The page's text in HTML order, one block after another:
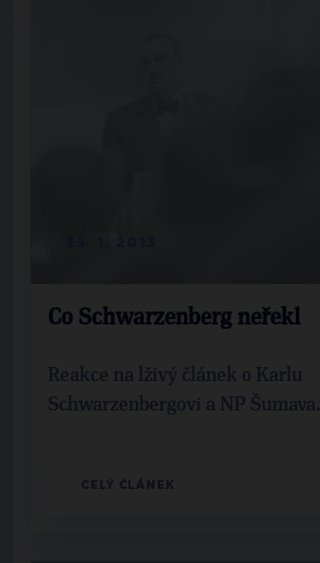
Co Schwarzenberg neřekl
Reakce na lživý článek o Karlu
Schwarzenbergovi a NP Šumava.
CELÝ ČLÁNEK